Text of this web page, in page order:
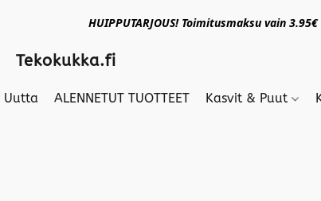
HUIPPUTARJOUS! Toimitusmaksu vain
Tekokukka.fi
Uutta ALENNETUT TUOTTEET Kasvit & Puut